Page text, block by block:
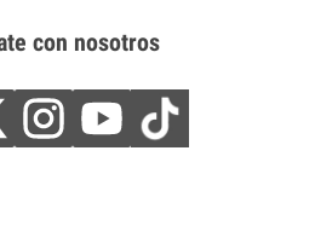
con nosotros